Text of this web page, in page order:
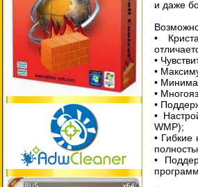
и даже
•
•
•
•
•
•
•
WMP);
• Гибкие
•